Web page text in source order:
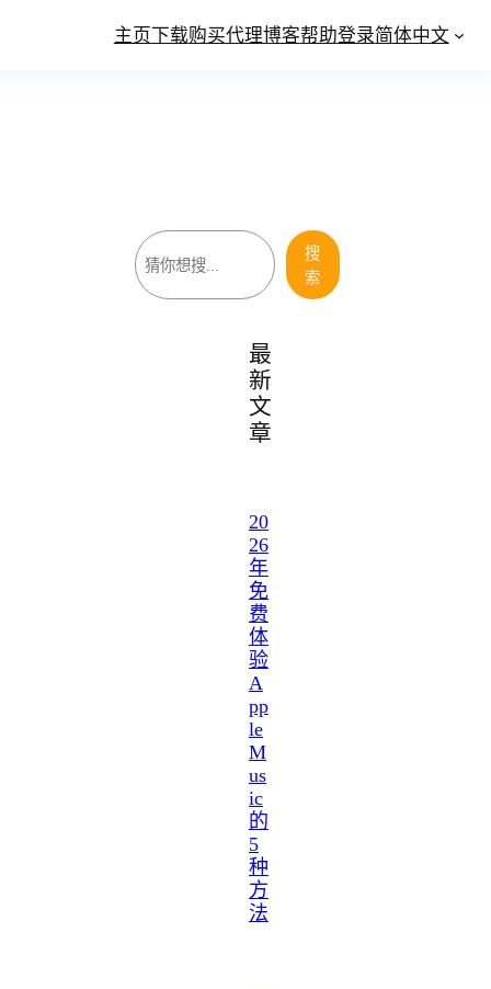
主页下载购买代理博客帮助登录简体中文
搜
索
搜
索
最
新
文
章
20
26
年
免
费
体
验
A
pp
le
M
us
ic
的
5
种
方
法